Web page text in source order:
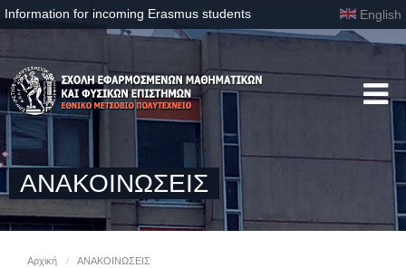
Information for incoming Erasmus students English
ΑΝΑΚΟΙΝΩΣΕΙΣ
Αρχική / ΑΝΑΚΟΙΝΩΣΕΙΣ